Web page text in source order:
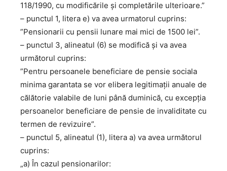
118/1990, cu modificările și completările ulterioare.”
– punctul 1, litera e) va avea urmatorul cuprins:
”Pensionarii cu pensii lunare mai mici de 1500 lei”.
– punctul 3, alineatul (6) se modifică și va avea
următorul cuprins:
”Pentru persoanele beneficiare de pensie sociala
minima garantata se vor elibera legitimaţii anuale de
călătorie valabile de luni până duminică, cu excepția
persoanelor beneficiare de pensie de invaliditate cu
termen de revizuire”.
– punctul 5, alineatul (1), litera a) va avea următorul
cuprins:
„a) În cazul pensionarilor: